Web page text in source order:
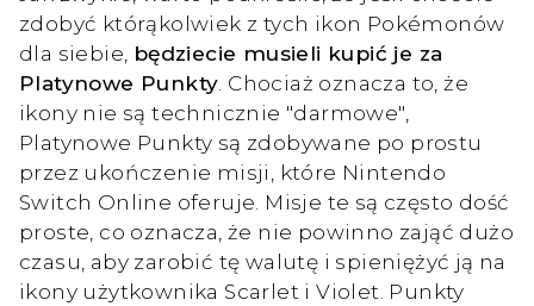
zdobyć którąkolwiek z tych ikon Pokémonów
dla siebie, będziecie musieli kupić je za
Platynowe Punkty . Chociaż oznacza to, że
ikony nie są technicznie "darmowe",
Platynowe Punkty są zdobywane po prostu
przez ukończenie misji, które Nintendo
Switch Online oferuje. Misje te są często dość
proste, co oznacza, że nie powinno zająć dużo
czasu, aby zarobić tę walutę i spieniężyć ją na
ikony użytkownika Scarlet i Violet. Punkty